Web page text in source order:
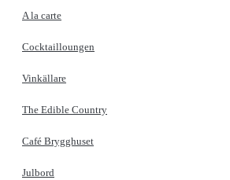
A la carte
Cocktailloungen
Vinkällare
The Edible Country
Café Brygghuset
Julbord